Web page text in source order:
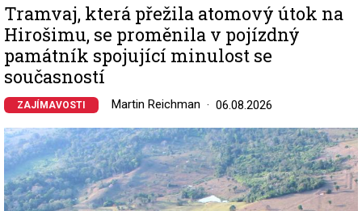
Tramvaj, která přežila atomový útok na
Hirošimu, se proměnila v pojízdný
památník spojující minulost se
současností
ZAJÍMAVOSTI Martin Reichman 06.08.2026
Image